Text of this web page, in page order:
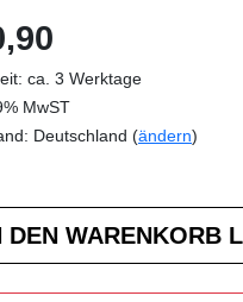
ca. 3 Werktage
MwST
Deutschland (ändern)